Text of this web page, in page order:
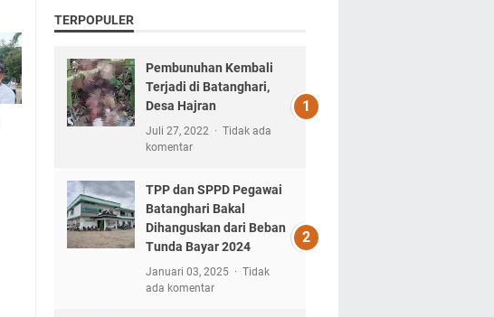
TERPOPULER
Pembunuhan Kembali
Terjadi di Batanghari,
Desa Hajran
Juli 27, 2022
Tidak ada
komentar
TPP dan SPPD Pegawai
Batanghari Bakal
Dihanguskan dari Beban
Tunda Bayar 2024
Januari 03, 2025
Tidak
ada komentar